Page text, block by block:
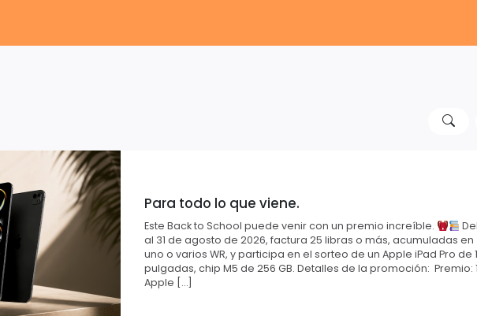
Para todo lo que viene.
Este Back to School puede venir con un premio increíble.
al 31 de agosto de 2026, factura 25 libras o más, acumuladas en
uno o varios WR, y participa en el sorteo de un Apple iPad Pro de
pulgadas, chip M5 de 256 GB. Detalles de la promoción: Premio:
Apple […]